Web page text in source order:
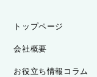
トップページ
会社概要
お役立ち情報コラム